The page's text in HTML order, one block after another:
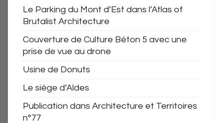
Le Parking du Mont d’Est dans l’Atlas of
Brutalist Architecture
Couverture de Culture Béton 5 avec une
prise de vue au drone
Usine de Donuts
Le siège d’Aldes
Publication dans Architecture et Territoires
n°77